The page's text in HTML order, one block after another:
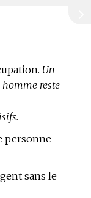
Un
reste
personne
sans le